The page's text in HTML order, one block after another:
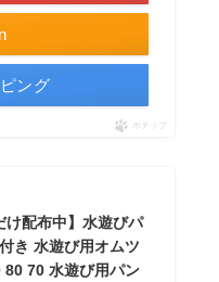
ング
ポチップ
け配布中】水遊びパ
き 水遊び用オムツ
80 70 水遊び用パン